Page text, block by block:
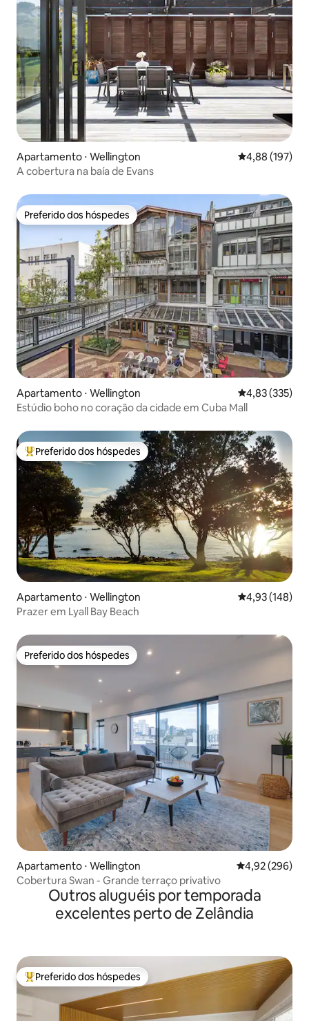
Apartamento ⋅ Wellington 4,88 de uma
4,88 (197)
A cobertura na baía de Evans
Preferido dos hóspedes
Preferido dos hóspedes
Apartamento ⋅ Wellington 4,83 de uma
4,83 (335)
Estúdio boho no coração da cidade em Cuba Mall
Entre os melhores preferidos dos hóspedes
Preferido dos hóspedes
Apartamento ⋅ Wellington 4,93 de uma
4,93 (148)
Prazer em Lyall Bay Beach
Preferido dos hóspedes
Preferido dos hóspedes
Apartamento ⋅ Wellington 4,92 de uma
4,92 (296)
Cobertura Swan - Grande terraço privativo
Outros aluguéis por temporada
excelentes perto de Zelândia
Entre os melhores preferidos dos hóspedes
Preferido dos hóspedes